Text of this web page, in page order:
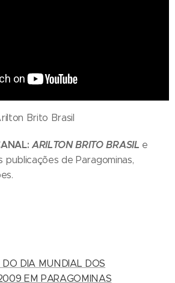
Brito Brasil
ARILTON BRITO BRASIL e
publicações de Paragominas,
DIA MUNDIAL DOS
EM PARAGOMINAS